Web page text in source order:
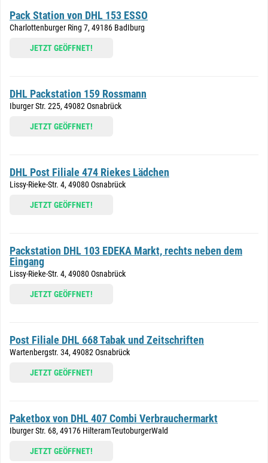
Pack Station von DHL 153 ESSO
Charlottenburger Ring 7, 49186 BadIburg
JETZT GEÖFFNET!
DHL Packstation 159 Rossmann
Iburger Str. 225, 49082 Osnabrück
JETZT GEÖFFNET!
DHL Post Filiale 474 Riekes Lädchen
Lissy-Rieke-Str. 4, 49080 Osnabrück
JETZT GEÖFFNET!
Packstation DHL 103 EDEKA Markt, rechts neben dem
Eingang
Lissy-Rieke-Str. 4, 49080 Osnabrück
JETZT GEÖFFNET!
Post Filiale DHL 668 Tabak und Zeitschriften
Wartenbergstr. 34, 49082 Osnabrück
JETZT GEÖFFNET!
Paketbox von DHL 407 Combi Verbrauchermarkt
Iburger Str. 68, 49176 HilteramTeutoburgerWald
JETZT GEÖFFNET!